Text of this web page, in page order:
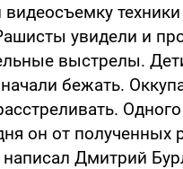
техники
увидели и
выстрелы.
бежать.
он от полученных
написал Дмитрий